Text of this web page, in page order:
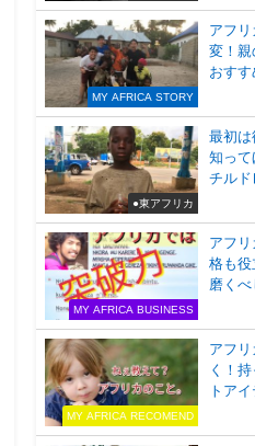
MY AFRICA STORY
アフ
変！親
おすす
●東アフリカ
最初は
知って
チルド
MY AFRICA BUSINESS
アフ
格も役
磨くべ
MY AFRICA RECOMEND
アフリ
く！
トア